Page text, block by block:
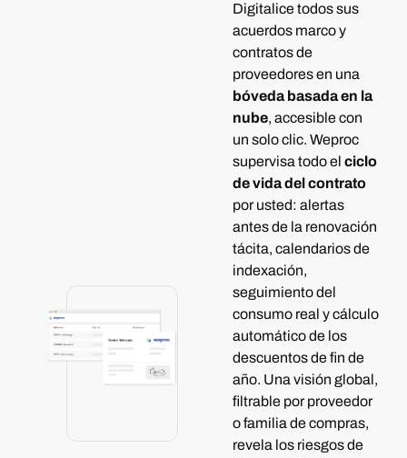
Digitalice todos sus
acuerdos marco y
contratos de
proveedores en una
bóveda basada en la
nube, accesible con
un solo clic. Weproc
supervisa todo el ciclo
de vida del contrato
por usted: alertas
antes de la renovación
tácita, calendarios de
indexación,
seguimiento del
consumo real y cálculo
automático de los
descuentos de fin de
año. Una visión global,
filtrable por proveedor
o familia de compras,
revela los riesgos de